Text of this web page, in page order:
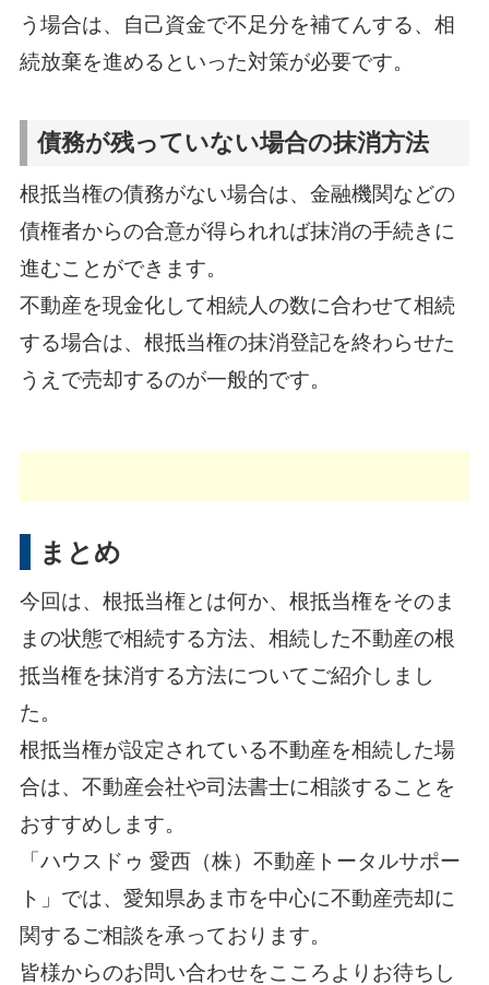
う場合は、自己資金で不足分を補てんする、相
続放棄を進めるといった対策が必要です。
債務が残っていない場合の抹消方法
根抵当権の債務がない場合は、金融機関などの
債権者からの合意が得られれば抹消の手続きに
進むことができます。
不動産を現金化して相続人の数に合わせて相続
する場合は、根抵当権の抹消登記を終わらせた
うえで売却するのが一般的です。
まとめ
今回は、根抵当権とは何か、根抵当権をそのま
まの状態で相続する方法、相続した不動産の根
抵当権を抹消する方法についてご紹介しまし
た。
根抵当権が設定されている不動産を相続した場
合は、不動産会社や司法書士に相談することを
おすすめします。
「ハウスドゥ 愛西（株）不動産トータルサポー
ト」では、愛知県あま市を中心に不動産売却に
関するご相談を承っております。
皆様からのお問い合わせをこころよりお待ちし